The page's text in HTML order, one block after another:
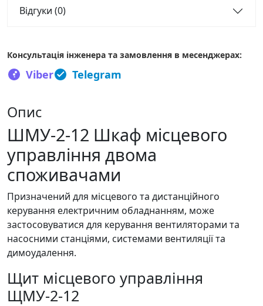
Відгуки (0)
Консультація інженера та замовлення в месенджерах:
Viber Telegram
Опис
ШМУ-2-12 Шкаф місцевого
управління двома
споживачами
Призначений для місцевого та дистанційного
керування електричним обладнанням, може
застосовуватися для керування вентиляторами та
насосними станціями, системами вентиляції та
димоудалення.
Щит місцевого управління
ЩМУ-2-12